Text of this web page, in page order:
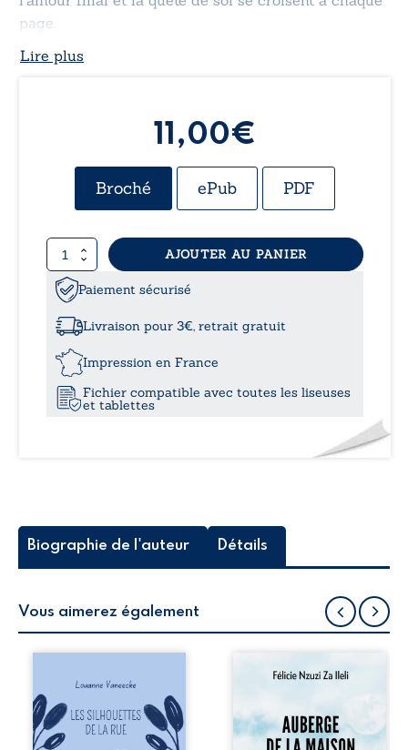
page.
Lire plus
11,00€
Broché ePub PDF
quantité
de
Gaby
AJOUTER AU PANIER
Paiement sécurisé
Livraison pour 3€, retrait gratuit
Impression en France
Fichier compatible avec toutes les liseuses
et tablettes
Biographie de l'auteur Détails
Vous aimerez également
la rue donne la
parole à six
personnages
ordinaires,
Auberge de la
récit-témoignage
consacré au